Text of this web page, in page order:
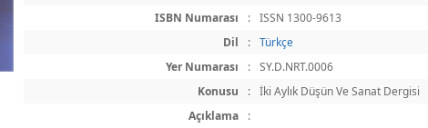
ISBN Numarası
:
ISSN 1300-9613
Dil
:
Türkçe
Yer Numarası
:
SY.D.NRT.0006
Konusu
:
İki Aylık Düşün Ve Sanat Dergisi
Açıklama
: